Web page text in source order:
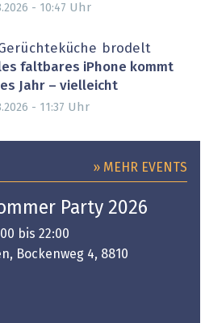
- 10:47 Uhr
brodelt
faltbares iPhone kommt
Jahr – vielleicht
- 11:37 Uhr
» MEHR EVENTS
Party 2026
bis 22:00
Bockenweg 4, 8810